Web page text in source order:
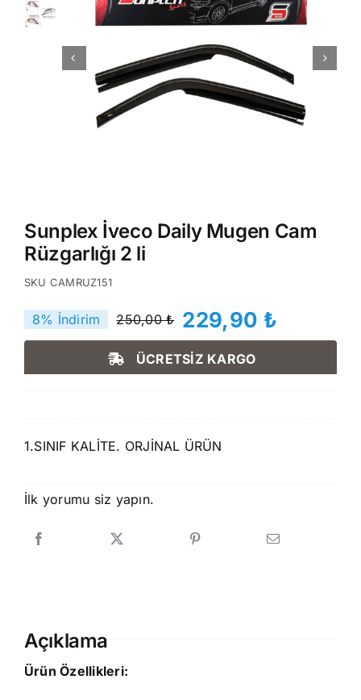
Sunplex İveco Daily Mugen Cam
Rüzgarlığı 2 li
SKU CAMRUZ151
250,00₺
Orijinal
fiyat:
250,00 ₺.
229,90 ₺
Şu
andaki
fiyat:
8% İndirim
ÜCRETSİZ KARGO
1.SINIF KALİTE. ORJİNAL ÜRÜN
İlk yorumu siz yapın.
Açıklama
Ürün Özellikleri: